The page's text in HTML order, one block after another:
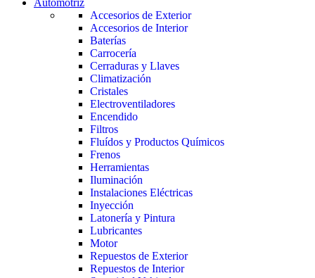
Automotriz
Accesorios de Exterior
Accesorios de Interior
Baterías
Carrocería
Cerraduras y Llaves
Climatización
Cristales
Electroventiladores
Encendido
Filtros
Fluídos y Productos Químicos
Frenos
Herramientas
Iluminación
Instalaciones Eléctricas
Inyección
Latonería y Pintura
Lubricantes
Motor
Repuestos de Exterior
Repuestos de Interior